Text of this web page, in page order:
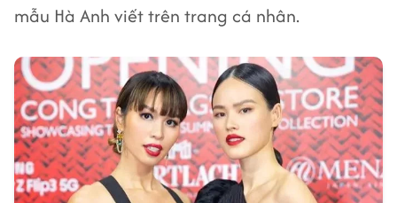
mẫu Hà Anh viết trên trang cá nhân.